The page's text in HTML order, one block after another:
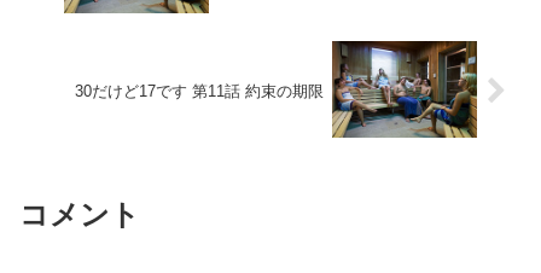
30だけど17です 第11話 約束の期限
コメント